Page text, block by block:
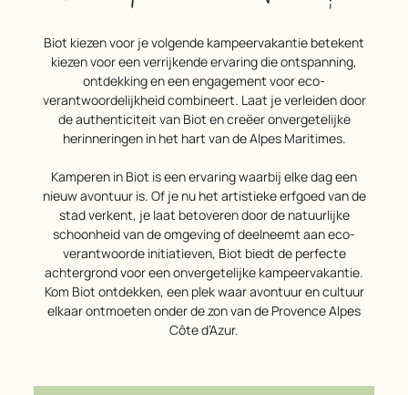
Biot kiezen voor je volgende kampeervakantie betekent
kiezen voor een verrijkende ervaring die ontspanning,
ontdekking en een engagement voor eco-
verantwoordelijkheid combineert. Laat je verleiden door
de authenticiteit van Biot en creëer onvergetelijke
herinneringen in het hart van de Alpes Maritimes.
Kamperen in Biot is een ervaring waarbij elke dag een
nieuw avontuur is. Of je nu het artistieke erfgoed van de
stad verkent, je laat betoveren door de natuurlijke
schoonheid van de omgeving of deelneemt aan eco-
verantwoorde initiatieven, Biot biedt de perfecte
achtergrond voor een onvergetelijke kampeervakantie.
Kom Biot ontdekken, een plek waar avontuur en cultuur
elkaar ontmoeten onder de zon van de Provence Alpes
Côte d’Azur.